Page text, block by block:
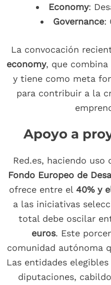
Economy:
Governance:
La convocación
economy, que
y tiene como meta
para contribuir a la
Apoyo a
Red.es, haciendo
Fondo Europeo de
ofrece entre el 40% y
a las iniciativas
total debe oscilar
euros. Este
comunidad autónoma
Las entidades
diputaciones,